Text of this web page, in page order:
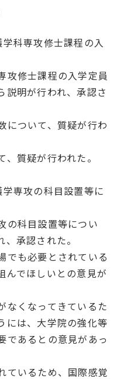
学科専攻修士課程の入
攻修士課程の入学定員
説明が行われ、承認さ
について、質疑が行わ
、質疑が行われた。
学専攻の科目設置等に
の科目設置等につい
承認された。
でも必要とされている
んでほしいとの意見が
なくなってきているた
には、大学院の強化等
であるとの意見があっ
ているため、国際感覚